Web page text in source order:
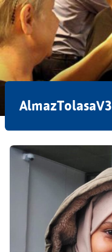
AlmazTolasaV3